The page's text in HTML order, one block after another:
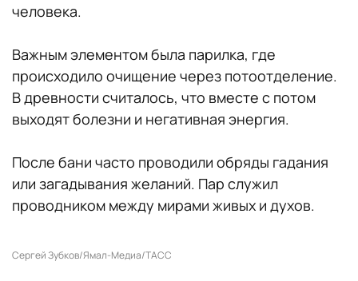
человека.
Важным элементом была парилка, где
происходило очищение через потоотделение.
В древности считалось, что вместе с потом
выходят болезни и негативная энергия.
После бани часто проводили обряды гадания
или загадывания желаний. Пар служил
проводником между мирами живых и духов.
Сергей Зубков/Ямал-Медиа/ТАСС